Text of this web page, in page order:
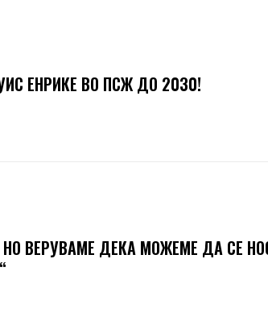
ЕНРИКЕ ВО ПСЖ ДО 2030!
ВЕРУВАМЕ ДЕКА МОЖЕМЕ ДA СЕ